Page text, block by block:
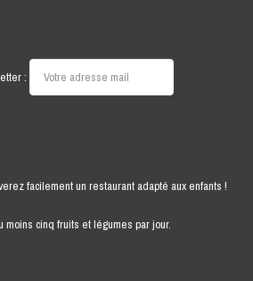
:
facilement un restaurant adapté aux enfants !
moins cinq fruits et légumes par jour.